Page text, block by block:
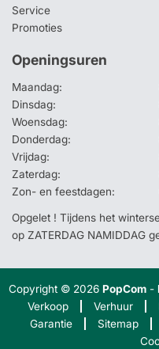
Service
Promoties
Openingsuren
Maandag:
Dinsdag:
Woensdag:
Donderdag:
Vrijdag:
Zaterdag:
Zon- en feestdagen:
Opgelet ! Tijdens het
op ZATERDAG NAMIDDAG
Copyright © 2026PopCom -
Verkoop
Verhuur
Garantie
Sitemap